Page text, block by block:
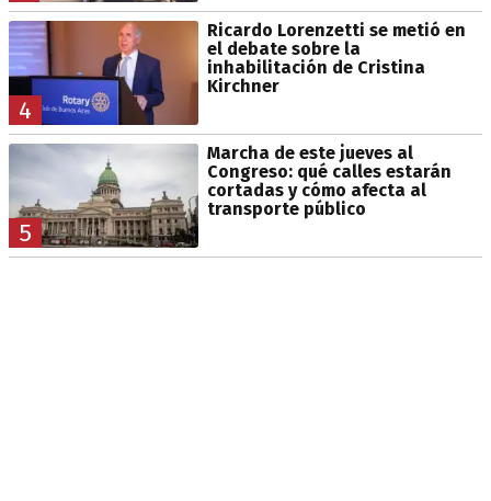
4
Ricardo Lorenzetti se metió en
el debate sobre la
inhabilitación de Cristina
Kirchner
5
Marcha de este jueves al
Congreso: qué calles estarán
cortadas y cómo afecta al
transporte público